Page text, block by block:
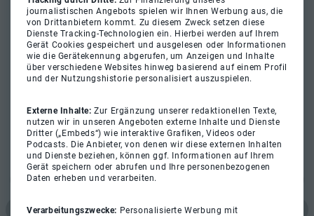
journalistischen Angebots spielen wir Ihnen Werbung aus, die
von Drittanbietern kommt. Zu diesem Zweck setzen diese
Dienste Tracking-Technologien ein. Hierbei werden auf Ihrem
Gerät Cookies gespeichert und ausgelesen oder Informationen
wie die Gerätekennung abgerufen, um Anzeigen und Inhalte
über verschiedene Websites hinweg basierend auf einem Profil
und der Nutzungshistorie personalisiert auszuspielen.
Externe Inhalte:Zur Ergänzung unserer redaktionellen Texte,
nutzen wir in unseren Angeboten externe Inhalte und Dienste
Dritter („Embeds“) wie interaktive Grafiken, Videos oder
Podcasts. Die Anbieter, von denen wir diese externen Inhalten
und Dienste beziehen, können ggf. Informationen auf Ihrem
Gerät speichern oder abrufen und Ihre personenbezogenen
Daten erheben und verarbeiten.
Verarbeitungszwecke: Personalisierte Werbung mit